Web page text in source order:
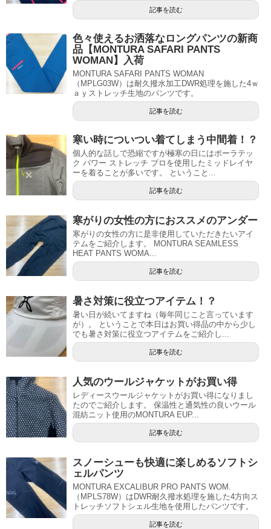
記事を読む
色々使えるお洒落なロングパンツの新商
品【MONTURA SAFARI PANTS
WOMAN】入荷
MONTURA SAFARI PANTS WOMAN
（MPLG03W）は耐久撥水加工DWR処理を施した4ｗ
ａｙストレッチ生地のパンツです。
記事を読む
寒い時についつい着てしまう中間着！？
個人的な話しで恐縮ですが極寒の日にはポーラテッ
ク パワー ストレッチ プロを使用したミッドレイヤ
ーを着ることが多いです。 ということ...
記事を読む
寒がりの女性の方におススメのアンダー
寒がりの女性の方に是非使用していただきたいアイ
テムをご紹介します。 MONTURA SEAMLESS
HEAT PANTS WOMA...
記事を読む
暑さ対策に役立つアイテム！？
暑い日が続いてますね（毎年同じこと言っています
が）。 ということで本日はお買い得品の中から少し
でも暑さ対策に役立つアイテムをご紹介し...
記事を読む
人気のウールジャケットがお買い得
レディースウールジャケットがお買い得になりまし
たのでご紹介します。 保温性と通気性の良いウール
混紡ニット使用のMONTURA EUP...
記事を読む
スノーシューも快適に楽しめるソフトシ
ェルパンツ
MONTURA EXCALIBUR PRO PANTS WOM.
（MPLS78W）はDWR耐久撥水処理を施した4方向ス
トレッチソフトシェル生地を使用したパンツです。
記事を読む